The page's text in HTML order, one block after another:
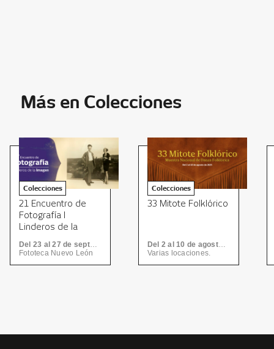
Más en Colecciones
Colecciones
21 Encuentro de
Fotografía I
Linderos de la
Del 23 al 27 de septiembre
Fototeca Nuevo León
Colecciones
33 Mitote Folklórico
Del 2 al 10 de agosto de 2025
Varias locaciones.